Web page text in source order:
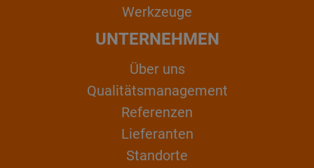
Werkzeuge
UNTERNEHMEN
Über uns
Qualitätsmanagement
Referenzen
Lieferanten
Standorte